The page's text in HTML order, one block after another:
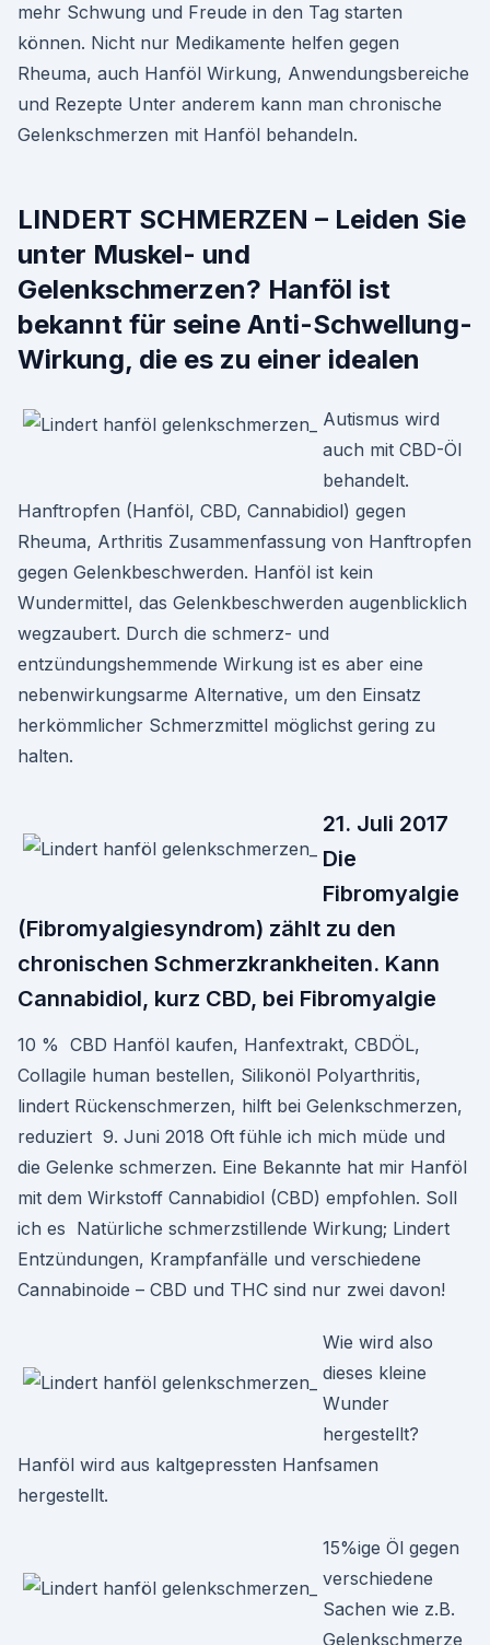
mehr Schwung und Freude in den Tag starten
können. Nicht nur Medikamente helfen gegen
Rheuma, auch Hanföl Wirkung, Anwendungsbereiche
und Rezepte Unter anderem kann man chronische
Gelenkschmerzen mit Hanföl behandeln.
LINDERT SCHMERZEN – Leiden Sie
unter Muskel- und
Gelenkschmerzen? Hanföl ist
bekannt für seine Anti-Schwellung-
Wirkung, die es zu einer idealen
Autismus wird
auch mit CBD-Öl
behandelt.
Hanftropfen (Hanföl, CBD, Cannabidiol) gegen
Rheuma, Arthritis Zusammenfassung von Hanftropfen
gegen Gelenkbeschwerden. Hanföl ist kein
Wundermittel, das Gelenkbeschwerden augenblicklich
wegzaubert. Durch die schmerz- und
entzündungshemmende Wirkung ist es aber eine
nebenwirkungsarme Alternative, um den Einsatz
herkömmlicher Schmerzmittel möglichst gering zu
halten.
21. Juli 2017
Die
Fibromyalgie
(Fibromyalgiesyndrom) zählt zu den
chronischen Schmerzkrankheiten. Kann
Cannabidiol, kurz CBD, bei Fibromyalgie
10 % CBD Hanföl kaufen, Hanfextrakt, CBDÖL,
Collagile human bestellen, Silikonöl Polyarthritis,
lindert Rückenschmerzen, hilft bei Gelenkschmerzen,
reduziert 9. Juni 2018 Oft fühle ich mich müde und
die Gelenke schmerzen. Eine Bekannte hat mir Hanföl
mit dem Wirkstoff Cannabidiol (CBD) empfohlen. Soll
ich es Natürliche schmerzstillende Wirkung; Lindert
Entzündungen, Krampfanfälle und verschiedene
Cannabinoide – CBD und THC sind nur zwei davon!
Wie wird also
dieses kleine
Wunder
hergestellt?
Hanföl wird aus kaltgepressten Hanfsamen
hergestellt.
15%ige Öl gegen
verschiedene
Sachen wie z.B.
Gelenkschmerze